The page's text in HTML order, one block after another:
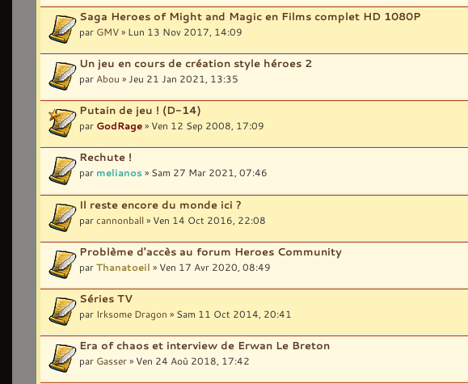
Saga Heroes of Might and Magic en Films complet HD 1080P
par GMV» Lun 13 Nov 2017, 14:09
Un jeu en cours de création style héroes 2
par Abou » Jeu 21 Jan 2021, 13:35
Putain de jeu ! (D-14)
par GodRage» Ven 12 Sep 2008, 17:09
Rechute !
par melianos» Sam 27 Mar 2021, 07:46
Il reste encore du monde ici ?
parcannonball» Ven 14 Oct 2016, 22:08
Problème d'accès au forum Heroes Community
parThanatoeil » Ven 17 Avr 2020, 08:49
Séries TV
par Irksome Dragon » Sam 11 Oct 2014, 20:41
Era of chaos et interview de Erwan Le Breton
par Gasser» Ven 24 Aoû 2018, 17:42